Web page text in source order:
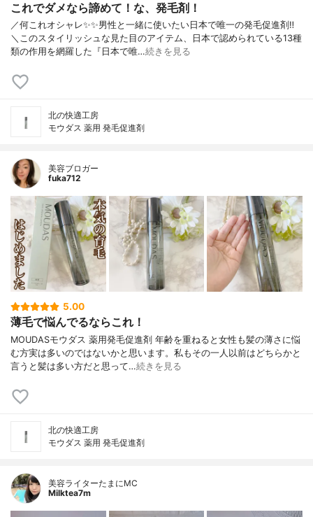
これでダメなら諦めて！な、発毛剤！
／何これオシャレ✨✨男性と一緒に使いたい日本で唯一の発毛促進剤‼︎
＼このスタイリッシュな見た目のアイテム、日本で認められている13種
類の作用を網羅した『日本で唯…続きを見る
北の快適工房
モウダス 薬用 発毛促進剤
美容ブロガー
fuka712
5.00
薄毛で悩んでるならこれ！
MOUDASモウダス 薬用発毛促進剤 年齢を重ねると女性も髪の薄さに悩
む方実は多いのではないかと思います。私もその一人以前はどちらかと
言うと髪は多い方だと思って…続きを見る
北の快適工房
モウダス 薬用 発毛促進剤
美容ライターたまにMC
Milktea7m